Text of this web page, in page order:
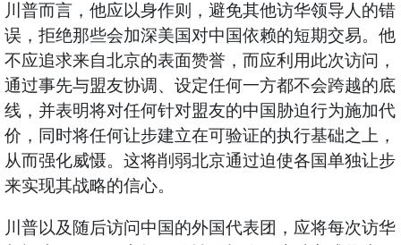
川普而言，他应以身作则，避免其他访华领导人的错
误，拒绝那些会加深美国对中国依赖的短期交易。他
不应追求来自北京的表面赞誉，而应利用此次访问，
通过事先与盟友协调、设定任何一方都不会跨越的底
线，并表明将对任何针对盟友的中国胁迫行为施加代
价，同时将任何让步建立在可验证的执行基础之上，
从而强化威慑。这将削弱北京通过迫使各国单独让步
来实现其战略的信心。
川普以及随后访问中国的外国代表团，应将每次访华